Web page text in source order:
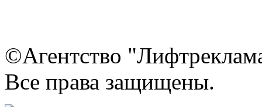
©Агентство
Все права защищены.